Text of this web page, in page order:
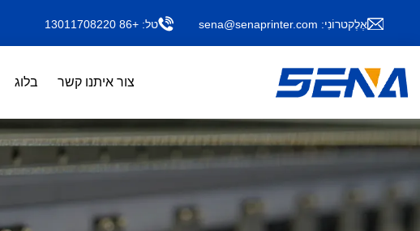
אֶלֶקטרוֹנִי: sena@senaprinter.com טל: +86 13011708220
בלוג צור איתנו קשר